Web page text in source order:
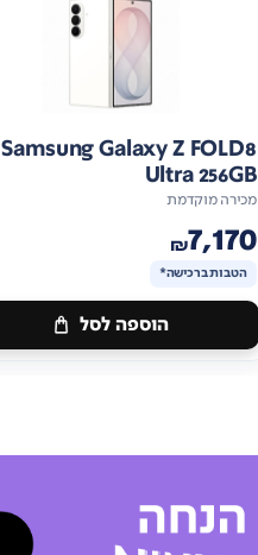
Samsung Galaxy Z FOLD8
Ultra 256GB
מכירה מוקדמת
₪7,170
הטבות ברכישה*
הוספה לסל